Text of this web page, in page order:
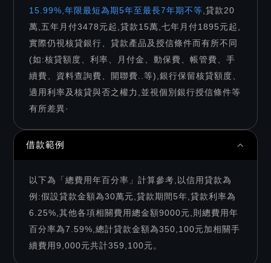
15.99%,年限最短為期5年至最長7年期不等 ,貸款20
萬,五年月付3478元起,貸款15萬,七年月付1895元起,
實際仍視核貸銀行、貸款產品及授信條件而有所不同
(如:核貸額度、利率、月付金、動保費、帳管費、手
續費、資料查詢費、開聯費..等),銀行保留核貸額度、
適用利率及核貸與否之權力,並視個別銀行授信條件等
有所差異·
借款範例
以下為「總費用年百分率」計算參考,以信用貸款為
例:假設貸款金額為30萬元,貸款期間5年,貸款利率為
6.25%,其他各項相關費用總金額9000元,則總費用年
百分率為7.59%,總計貸款金額為350,100元加相關手
續費用9,000元共計359,100元。